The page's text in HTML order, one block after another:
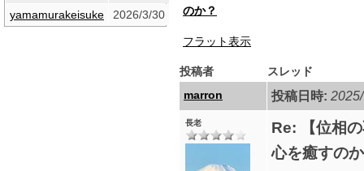
のか？
フラット表示
投稿者
スレッド
marron
投稿日時:
長老
Re: 【位相
心を癒すの
yamamurakeisuke
2026/3/30